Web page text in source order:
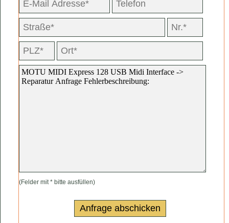
(Felder mit * bitte ausfüllen)